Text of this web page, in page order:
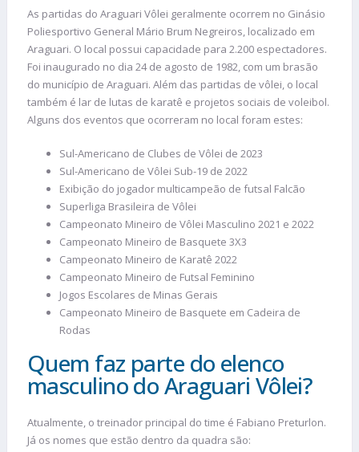
As partidas do Araguari Vôlei geralmente ocorrem no Ginásio
Poliesportivo General Mário Brum Negreiros, localizado em
Araguari. O local possui capacidade para 2.200 espectadores.
Foi inaugurado no dia 24 de agosto de 1982, com um brasão
do município de Araguari. Além das partidas de vôlei, o local
também é lar de lutas de karatê e projetos sociais de voleibol.
Alguns dos eventos que ocorreram no local foram estes:
Sul-Americano de Clubes de Vôlei de 2023
Sul-Americano de Vôlei Sub-19 de 2022
Exibição do jogador multicampeão de futsal Falcão
Superliga Brasileira de Vôlei
Campeonato Mineiro de Vôlei Masculino 2021 e 2022
Campeonato Mineiro de Basquete 3X3
Campeonato Mineiro de Karatê 2022
Campeonato Mineiro de Futsal Feminino
Jogos Escolares de Minas Gerais
Campeonato Mineiro de Basquete em Cadeira de
Rodas
Quem faz parte do elenco
masculino do Araguari Vôlei?
Atualmente, o treinador principal do time é Fabiano Preturlon.
Já os nomes que estão dentro da quadra são: